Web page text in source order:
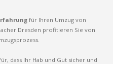
für Ihren Umzug von
Dresden profitieren Sie von
dass Ihr Hab und Gut sicher und